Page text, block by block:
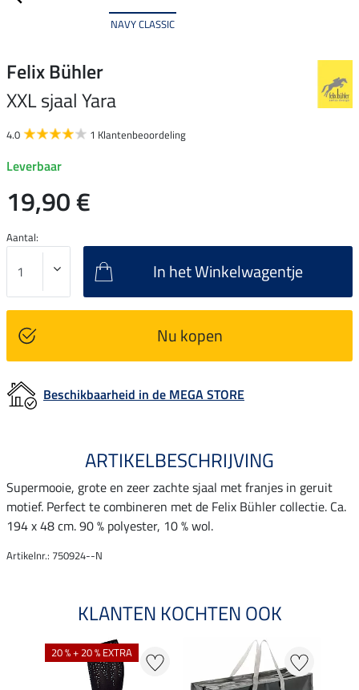
NAVY CLASSIC
Felix Bühler
XXL sjaal Yara
4.0 1 Klantenbeoordeling
Leverbaar
19,90 €
Aantal:
In het Winkelwagentje
Nu kopen
Beschikbaarheid in de MEGA STORE
ARTIKELBESCHRIJVING
Supermooie, grote en zeer zachte sjaal met franjes in geruit
motief. Perfect te combineren met de Felix Bühler collectie. Ca.
194 x 48 cm. 90 % polyester, 10 % wol.
Artikelnr.: 750924--N
KLANTEN KOCHTEN OOK
20 % + 20 % EXTRA